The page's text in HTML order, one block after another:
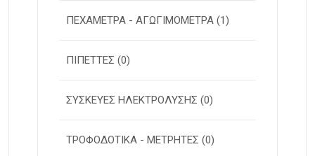
ΠΕΧΑΜΕΤΡΑ - ΑΓΩΓΙΜΟΜΕΤΡΑ (1)
ΠΙΠΕΤΤΕΣ (0)
ΣΥΣΚΕΥΕΣ ΗΛΕΚΤΡΟΛΥΣΗΣ (0)
ΤΡΟΦΟΔΟΤΙΚΑ - ΜΕΤΡΗΤΕΣ (0)